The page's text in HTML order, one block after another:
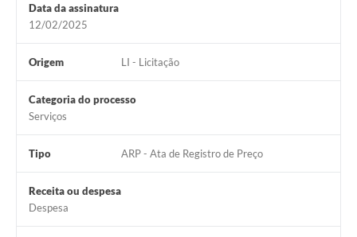
Data da assinatura
12/02/2025
Origem LI - Licitação
Categoria do processo
Serviços
Tipo ARP - Ata de Registro de Preço
Receita ou despesa
Despesa